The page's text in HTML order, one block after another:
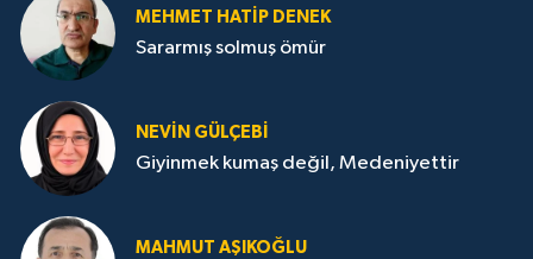
MEHMET HATİP DENEK
Sararmış solmuş ömür
NEVİN GÜLÇEBİ
Giyinmek kumaş değil, Medeniyettir
MAHMUT AŞIKOĞLU